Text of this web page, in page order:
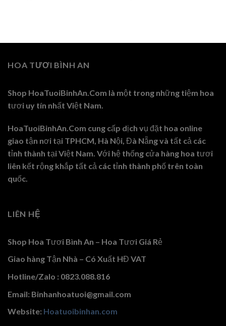
HOA TƯƠI BÌNH AN
Shop HoaTuoiBinhAn.Com là một trong những tiệm hoa
tươi uy tín nhất Việt Nam.
HoaTuoiBinhAn.Com cung cấp dịch vụ đặt hoa online
giao tận nơi tại TPHCM, Hà Nội, Đà Nẵng và tất cả các
tỉnh thành tại Việt Nam. Với hệ thống cửa hàng hoa tươi
liên kết rộng khắp tất cả các tỉnh thành phố trên toàn
quốc.
LIÊN HỆ
Shop Hoa Tươi Bình An – Hoa Tươi Giá Rẻ
Giao hàng Tận Nhà – Có Xuất HĐ VAT
Hotline/Zalo : 0823.088.816
Email: Binhanhoatuoi@gmail.com
Website: Hoatuoibinhan.com